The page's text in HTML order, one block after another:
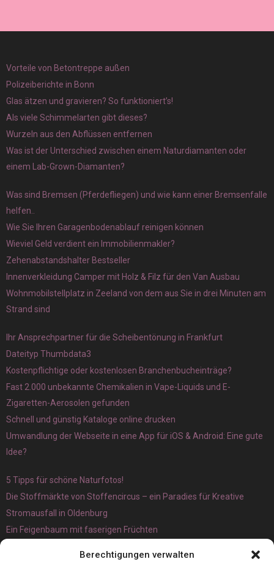
Berechtigungen verwalten
Vorteile von Betontreppe außen
Polizeiberichte in Bonn
Glas ätzen und gravieren? So funktioniert’s!
Als viele Schimmelarten gibt dieses?
Wurzeln aus den Abflüssen entfernen
Was ist der Unterschied zwischen einem Naturdiamanten oder
einem Lab-Grown-Diamanten?
Was sind Bremsen (Pferdefliegen) und wie kann einer Bremsenfalle
helfen..
Wie Sie Ihren Garagenbodenablauf reinigen können
Wieviel Geld verdient ein Immobilienmakler?
Zehenabstandshalter Bestseller
Innenverkleidung Camper mit Holz & Filz für den Van Ausbau
Wohnmobilstellplatz in Zeeland von dem aus Sie in drei Minuten am
Strand sind
Ihr Ansprechpartner für die Scheibentönung in Frankfurt
Dateityp Thumbdata3
Kostenpflichtige oder kostenlosen Branchenbucheinträge?
Fast 2.000 unbekannte Chemikalien in Vape-Liquids und E-
Zigaretten-Aerosolen gefunden
Schnell und günstig Kataloge online drucken
Umwandlung der Webseite in eine App für iOS & Android: Eine gute
Idee?
5 Tipps für schöne Naturfotos!
Die Stoffmärkte von Stoffencircus – ein Paradies für Kreative
Stromausfall in Oldenburg
Ein Feigenbaum mit faserigen Früchten